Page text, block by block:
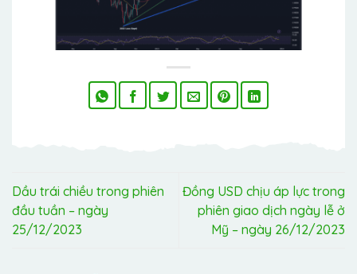
Dầu trái chiều trong phiên
đầu tuần – ngày
25/12/2023
Đồng USD chịu áp lực trong
phiên giao dịch ngày lễ ở
Mỹ – ngày 26/12/2023